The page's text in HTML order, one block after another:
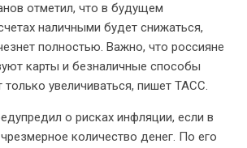
отметил, что в будущем
наличными будет снижаться,
полностью. Важно, что россияне
карты и безналичные способы
только увеличиваться, пишет ТАСС.
о рисках инфляции, если в
количество денег. По его